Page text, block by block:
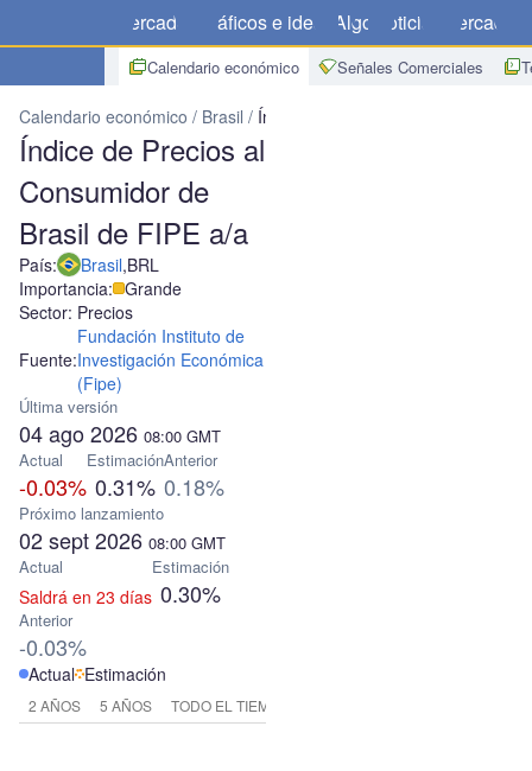
Mercados Gráficos e ideas Algo Noticias Mercado
Calendario económico Señales Comerciales
Calendario económico Brasil Índice de Precios al Consumidor de
Índice de Precios al
Consumidor de
Brasil de FIPE a/a
País: Brasil,BRL
Importancia: Grande
Sector: Precios
Fuente:
Fundación Instituto de
Investigación Económica
(Fipe)
Última versión
04 ago 2026 08:00 GMT
Actual
-0.03%
Estimación
0.31%
Anterior
0.18%
Próximo lanzamiento
02 sept 2026 08:00 GMT
Actual
Saldrá en 23 días
Estimación
0.30%
Anterior
-0.03%
Actual Estimación
2 AÑOS 5 AÑOS TODO EL TIEMPO